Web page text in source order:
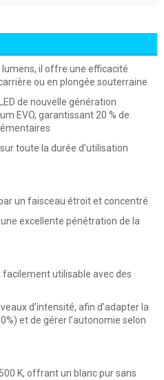
lumens, il offre une efficacité
ou en plongée souterraine
de nouvelle génération
EVO, garantissant 20 % de
toute la durée d’utilisation
un faisceau étroit et concentré
excellente pénétration de la
utilisable avec des
d’intensité, afin d’adapter la
et de gérer l’autonomie selon
K, offrant un blanc pur sans